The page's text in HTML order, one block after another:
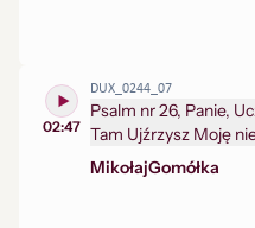
02:47
DUX_0244_07
Psalm nr 26, Panie,
Tam Ujźrzysz Moję
MikołajGomółka